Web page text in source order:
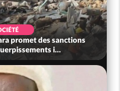
promet des sanctions
i...